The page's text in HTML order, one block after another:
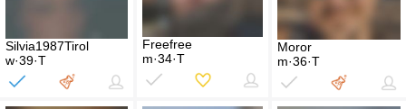
Silvia1987Tirol
w·39·T
Freefree
m·34·T
Moror
m·36·T